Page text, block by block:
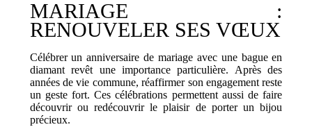
MARIAGE :
RENOUVELER SES VŒUX
Célébrer un anniversaire de mariage avec une bague en
diamant revêt une importance particulière. Après des
années de vie commune, réaffirmer son engagement reste
un geste fort. Ces célébrations permettent aussi de faire
découvrir ou redécouvrir le plaisir de porter un bijou
précieux.